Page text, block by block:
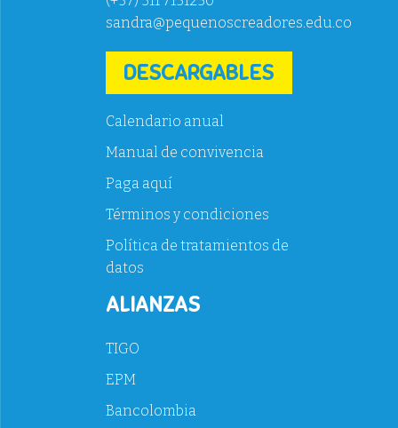
sandra@pequenoscreadores.edu.co
DESCARGABLES
Calendario anual
Manual de convivencia
Paga aquí
Términos y condiciones
Política de tratamientos de
datos
ALIANZAS
TIGO
EPM
Bancolombia